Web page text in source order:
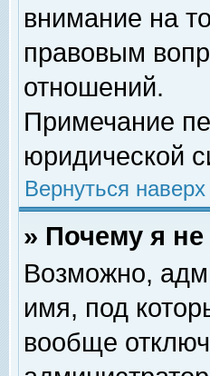
внимание на
правовым
отношений.
Примечание
юридической
Вернуться наверх
» Почему я не
Возможно,
имя, под
вообще